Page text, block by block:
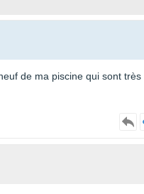
de ma piscine qui sont très